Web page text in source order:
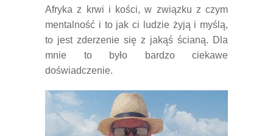
Afryka z krwi i kości, w związku z czym
mentalność i to jak ci ludzie żyją i myślą,
to jest zderzenie się z jakąś ścianą. Dla
mnie to było bardzo ciekawe
doświadczenie.